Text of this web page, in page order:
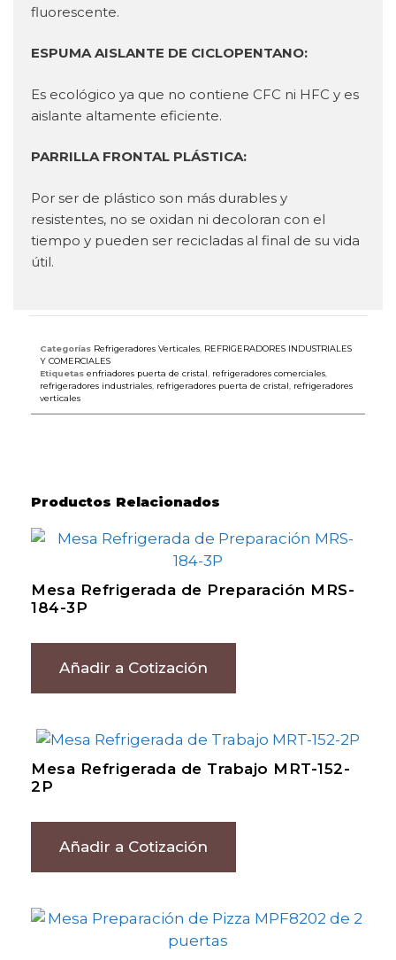
fluorescente.
ESPUMA AISLANTE DE CICLOPENTANO:
Es ecológico ya que no contiene CFC ni HFC y es
aislante altamente eficiente.
PARRILLA FRONTAL PLÁSTICA:
Por ser de plástico son más durables y
resistentes, no se oxidan ni decoloran con el
tiempo y pueden ser recicladas al final de su vida
útil.
Categorías Refrigeradores Verticales, REFRIGERADORES INDUSTRIALES
Y COMERCIALES
Etiquetas enfriadores puerta de cristal , refrigeradores comerciales,
refrigeradores industriales, refrigeradores puerta de cristal , refrigeradores
verticales
Productos Relacionados
Mesa Refrigerada de Preparación MRS-
184-3P
Añadir a Cotización
Mesa Refrigerada de Trabajo MRT-152-
2P
Añadir a Cotización